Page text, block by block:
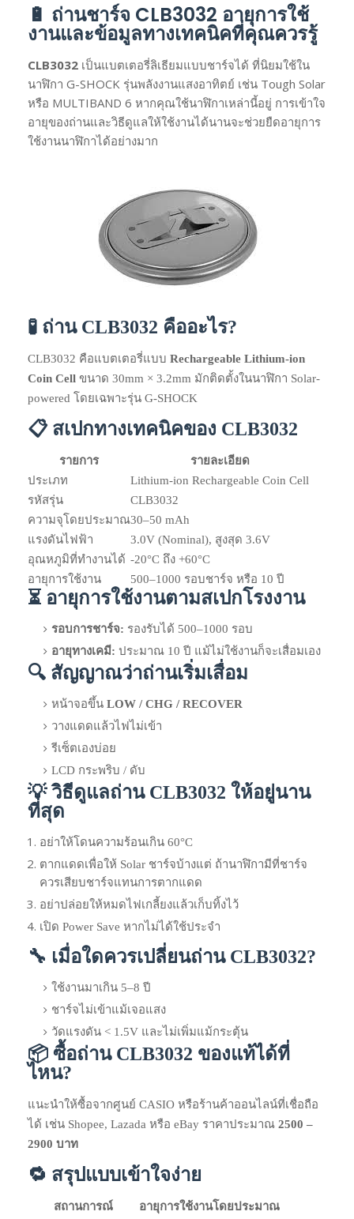
🔋 ถ่านชาร์จ CLB3032 อายุการใช้
งานและข้อมูลทางเทคนิคที่คุณควรรู้
CLB3032 เป็นแบตเตอรี่ลิเธียมแบบชาร์จได้ ที่นิยมใช้ใน
นาฬิกา G-SHOCK รุ่นพลังงานแสงอาทิตย์ เช่น Tough Solar
หรือ MULTIBAND 6 หากคุณใช้นาฬิกาเหล่านี้อยู่ การเข้าใจ
อายุของถ่านและวิธีดูแลให้ใช้งานได้นานจะช่วยยืดอายุการ
ใช้งานนาฬิกาได้อย่างมาก
🧪 ถ่าน CLB3032 คืออะไร?
CLB3032 คือแบตเตอรี่แบบ Rechargeable Lithium-ion
Coin Cell ขนาด 30mm × 3.2mm มักติดตั้งในนาฬิกา Solar-
powered โดยเฉพาะรุ่น G-SHOCK
📋 สเปกทางเทคนิคของ CLB3032
รายการ
รายละเอียด
ประเภท
Lithium-ion Rechargeable Coin Cell
รหัสรุ่น
CLB3032
ความจุโดยประมาณ30–50 mAh
แรงดันไฟฟ้า
3.0V (Nominal), สูงสุด 3.6V
อุณหภูมิที่ทำงานได้ -20°C ถึง +60°C
อายุการใช้งาน
500–1000 รอบชาร์จ หรือ 10 ปี
⏳ อายุการใช้งานตามสเปกโรงงาน
รอบการชาร์จ: รองรับได้ 500–1000 รอบ
อายุทางเคมี: ประมาณ 10 ปี แม้ไม่ใช้งานก็จะเสื่อมเอง
🔍 สัญญาณว่าถ่านเริ่มเสื่อม
หน้าจอขึ้น LOW / CHG / RECOVER
วางแดดแล้วไฟไม่เข้า
รีเซ็ตเองบ่อย
LCD กระพริบ / ดับ
💡 วิธีดูแลถ่าน CLB3032 ให้อยู่นาน
ที่สุด
อย่าให้โดนความร้อนเกิน 60°C
ตากแดดเพื่อให้ Solar ชาร์จบ้างแต่ ถ้านาฬิกามีที่ชาร์จ
ควรเสียบชาร์จแทนการตากแดด
อย่าปล่อยให้หมดไฟเกลี้ยงแล้วเก็บทิ้งไว้
เปิด Power Save หากไม่ได้ใช้ประจำ
🔧 เมื่อใดควรเปลี่ยนถ่าน CLB3032?
ใช้งานมาเกิน 5–8 ปี
ชาร์จไม่เข้าแม้เจอแสง
วัดแรงดัน < 1.5V และไม่เพิ่มแม้กระตุ้น
📦 ซื้อถ่าน CLB3032 ของแท้ได้ที่
ไหน?
แนะนำให้ซื้อจากศูนย์ CASIO หรือร้านค้าออนไลน์ที่เชื่อถือ
ได้ เช่น Shopee, Lazada หรือ eBay ราคาประมาณ 2500 –
2900 บาท
🔁 สรุปแบบเข้าใจง่าย
สถานการณ์ อายุการใช้งานโดยประมาณ